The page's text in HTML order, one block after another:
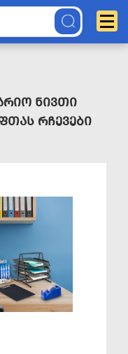
ᲜᲘᲕᲗᲘ
ᲠᲩᲔᲕᲔᲑᲘ